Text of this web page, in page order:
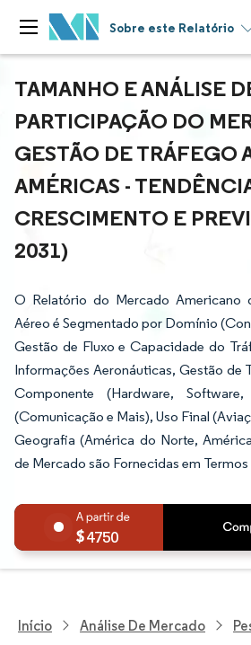
Sobre este Relatório
TAMANHO E ANÁLISE
PARTICIPAÇÃO DO
GESTÃO DE TRÁFEGO
AMÉRICAS -
CRESCIMENTO E
2031)
O Relatório do Mercado Americano
Aéreo é Segmentado por Domínio
Gestão de Fluxo e Capacidade do
Informações Aeronáuticas, Gestão de
Componente (Hardware,
(Comunicação e Mais), Uso Final
Geografia (América do Norte,
de Mercado são Fornecidas em Termos
4750
Início Análise De Mercado